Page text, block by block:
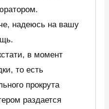
надеюсь на вашу
в момент
то есть
прокрута
раздается